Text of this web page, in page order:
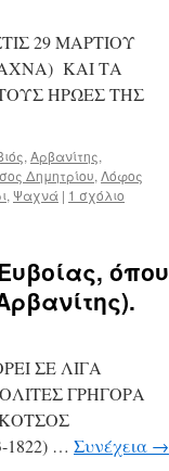
29 ΜΑΡΤΙΟΥ
ΚΑΙ ΤΑ
ΗΡΩΕΣ ΤΗΣ
, Αρβανίτης,
Δημητρίου, Λόφος
, Ψαχνά | 1 σχόλιο
όπου
ΣΕ ΛΙΓΑ
ΓΡΗΓΟΡΑ
… Συνέχεια →